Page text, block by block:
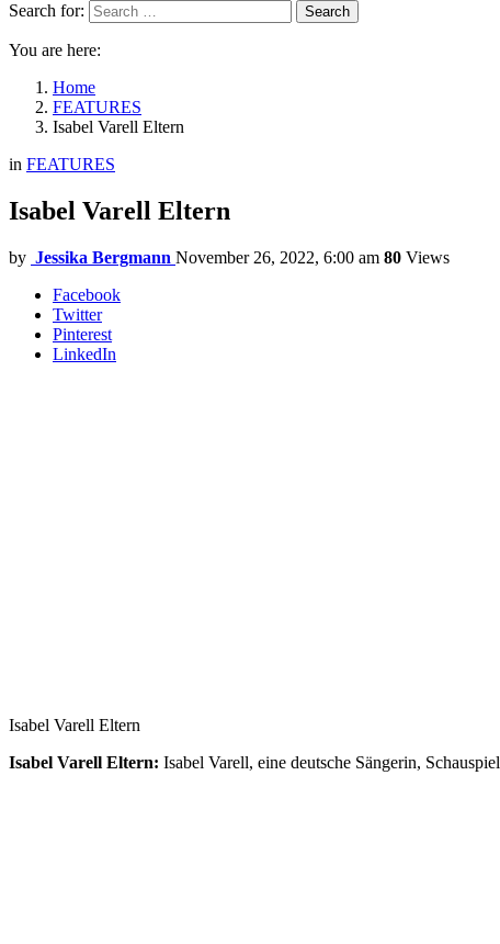
Search for:
Search
You are here:
Home
FEATURES
Isabel Varell Eltern
in FEATURES
Isabel Varell Eltern
by Jessika Bergmann November 26, 2022, 6:00 am 80 Views
Facebook
Twitter
Pinterest
LinkedIn
Isabel Varell Eltern
Isabel Varell Eltern: Isabel Varell, eine deutsche Sängerin,